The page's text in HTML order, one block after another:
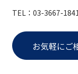
TEL：03-3667-
お気軽にご